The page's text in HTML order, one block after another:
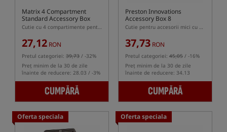
Matrix 4 Compartment
Standard Accessory Box
Cutie cu 4 compartimente pentru accesorii mici
27,12 RON
Pretul categoriei: 39,73 / -32%
Preț minim de la 30 de zile
înainte de reducere: 28.03 / -3%
CUMPĂRĂ
Preston Innovations
Accessory Box 8
Compartment Shallow
Cutie pentru accesorii mici cu 8 compartimente
37,73 RON
Pretul categoriei: 45,05 / -16%
Preț minim de la 30 de zile
înainte de reducere: 34.13
CUMPĂRĂ
Oferta speciala Oferta speciala